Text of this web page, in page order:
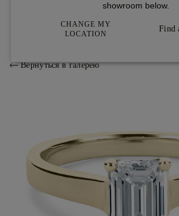
showroom below.
CHANGE MY
LOCATION
Find
3
Вернуться в галерею